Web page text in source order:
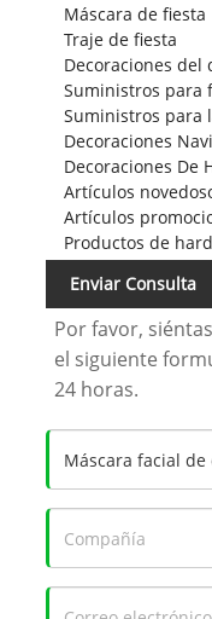
Máscara de fiesta
Traje de fiesta
Decoraciones del
Suministros para
Suministros para
Decoraciones
Decoraciones De
Artículos
Artículos
Productos de
Enviar Consulta
Por favor,
el siguiente
24 horas.